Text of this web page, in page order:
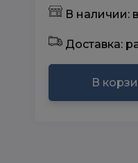
В наличии:
Доставка:
В